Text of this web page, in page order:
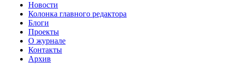
Новости
Колонка главного редактора
Блоги
Проекты
О журнале
Контакты
Архив